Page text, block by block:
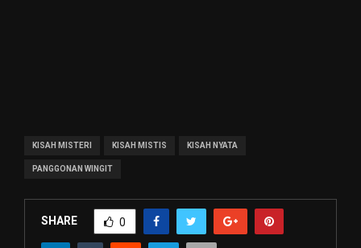
KISAH MISTERI KISAH MISTIS KISAH NYATA
PANGGONAN WINGIT
SHARE 0